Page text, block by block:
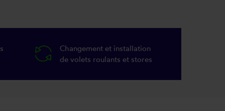
Changement et installation
de volets roulants et stores